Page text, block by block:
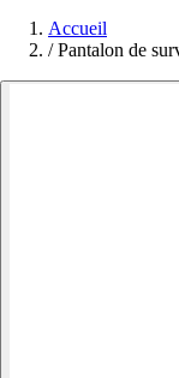
Accueil
/ Pantalon de